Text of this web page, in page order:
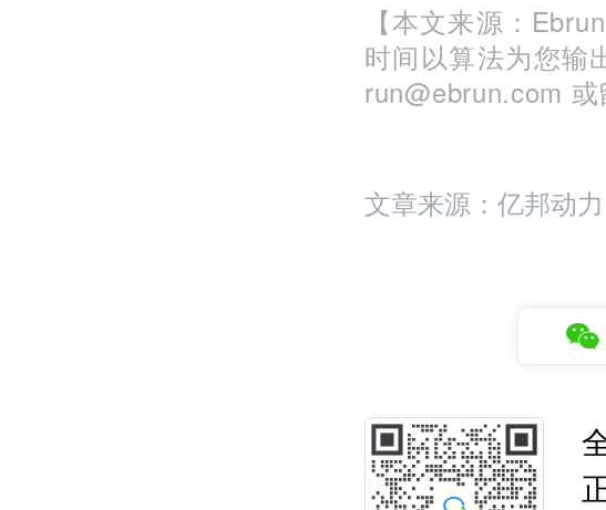
【本文来源：
时间以算法为您输
run@ebrun.com 或
文章来源：亿邦动力